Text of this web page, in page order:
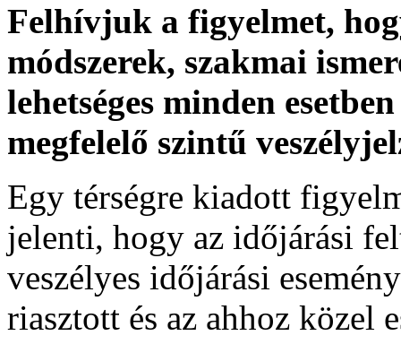
Felhívjuk a figyelmet,
módszerek, szakmai
lehetséges minden
megfelelő szintű
Egy térségre kiadott
jelenti, hogy az időjárási
veszélyes időjárási
riasztott és az ahhoz közel